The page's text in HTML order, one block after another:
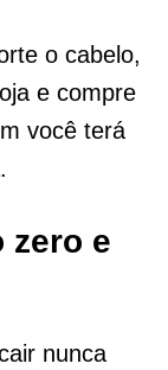
o cabelo,
e compre
você terá
zero e
nunca